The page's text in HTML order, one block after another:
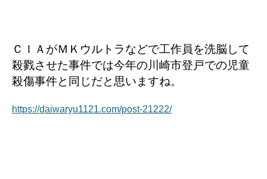
ＣＩＡがＭＫウルトラなどで工作員を洗脳して
殺戮させた事件では今年の川崎市登戸での児童
殺傷事件と同じだと思いますね。
https://daiwaryu1121.com/post-21222/